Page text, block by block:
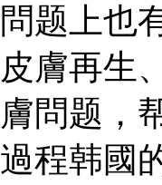
問题上也
皮膚再生
膚問题，
過程韩國